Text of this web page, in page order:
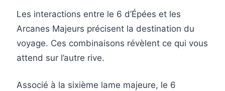
Les interactions entre le 6 d’Épées et les
Arcanes Majeurs précisent la destination du
voyage. Ces combinaisons révèlent ce qui vous
attend sur l’autre rive.
Associé à la sixième lame majeure, le 6